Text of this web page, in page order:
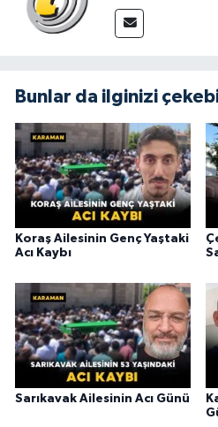
Bunlar da ilginizi
Koraş Ailesinin Genç Yaştaki
Acı Kaybı
Sarıkavak Ailesinin Acı Günü